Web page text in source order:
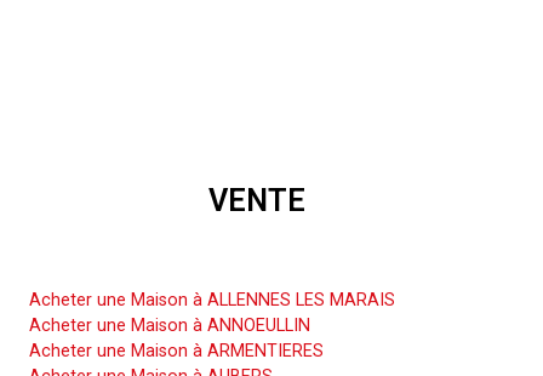
VENTE
Acheter une Maison à ALLENNES LES MARAIS
Acheter une Maison à ANNOEULLIN
Acheter une Maison à ARMENTIERES